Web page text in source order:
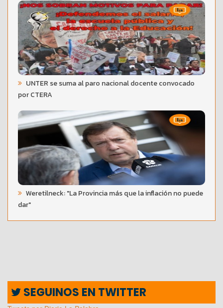
UNTER se suma al paro nacional docente convocado
por CTERA
Weretilneck: "La Provincia más que la inflación no puede
dar"
SEGUINOS EN TWITTER